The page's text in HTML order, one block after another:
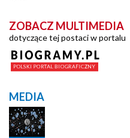
ZOBACZ MULTIMEDIA
dotyczące tej postaci w portalu
MEDIA